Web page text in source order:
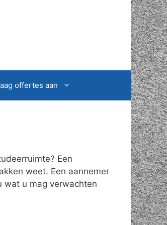
offertes aan
Een
weet. Een aannemer
wat u mag verwachten